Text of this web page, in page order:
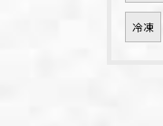
冷凍